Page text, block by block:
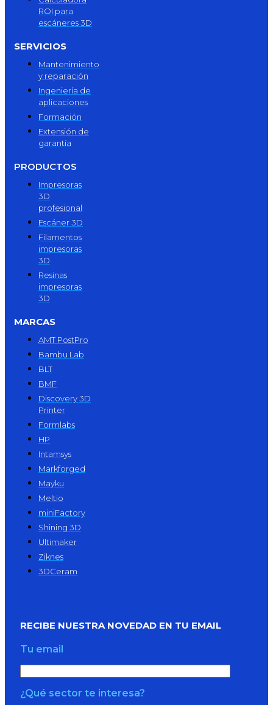
ROI para
escáneres 3D
SERVICIOS
Mantenimiento
y reparación
Ingeniería de
aplicaciones
Formación
Extensión de
garantía
PRODUCTOS
Impresoras
3D
profesional
Escáner 3D
Filamentos
impresoras
3D
Resinas
impresoras
3D
MARCAS
AMT PostPro
Bambu Lab
BLT
BMF
Discovery 3D
Printer
Formlabs
HP
Intamsys
Markforged
Mayku
Meltio
miniFactory
Shining 3D
Ultimaker
Ziknes
3DCeram
RECIBE NUESTRA NOVEDAD EN TU EMAIL
Tu email
¿Qué sector te interesa?